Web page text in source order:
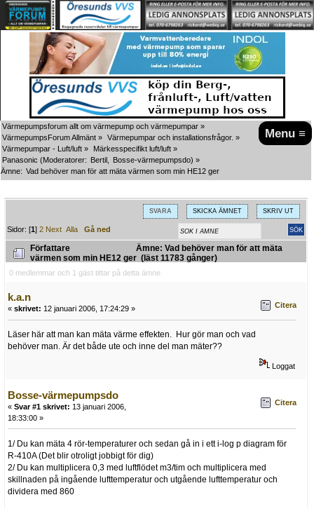
Menu ≡
Värmepumpsforum allt om värmepump och värmepumpar »
VärmepumpsForum Allmänt » Värmepumpar och installationsfrågor. »
Värmepumpar - Luft/luft » Märkesspecifikt luft/luft »
Panasonic (Moderatorer: Bertil Bosse-värmepumpsdo) »
Ämne: Vad behöver man för att mäta värmen som min HE12 ger
SVARA SKICKA ÄMNET SKRIV UT
Sidor: [1]2 Next Alla Gå ned
Författare
Ämne: Vad behöver man för att mäta
värmen som min HE12 ger (läst 11783 gånger)
0 medlemmar och 1 gäst tittar på detta ämne.
k.a.n
« skrivet: 12 januari 2006, 17:24:29 » Citera
Läser här att man kan mäta värme effekten. Hur gör man och vad
behöver man. Är det både ute och inne del man mäter??
Loggat
Bosse-värmepumpsdo
« Svar #1 skrivet: 13 januari 2006,
18:33:00 »
Citera
1/ Du kan mäta 4 rör-temperaturer och sedan gå in i ett i-log p diagram för
R-410A (Det blir otroligt jobbigt för dig)
2/ Du kan multiplicera 0,3 med luftflödet m3/tim och multiplicera med
skillnaden på ingående lufttemperatur och utgående lufttemperatur och
dividera med 860